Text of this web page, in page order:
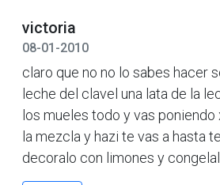
victoria
08-01-2010
claro que no no lo sabes hacer
leche del clavel una lata de la
los mueles todo y vas
la mezcla y hazi te vas a hasta
decoralo con limones y